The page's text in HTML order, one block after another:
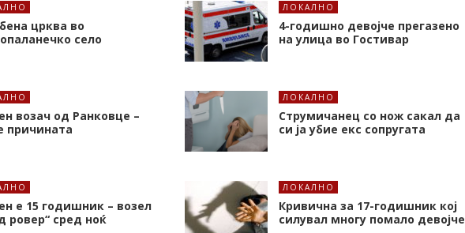
црква во
село
ЛОКАЛНО
4-годишно девојче прегазено
на улица во Гостивар
возач од Ранковце –
причината
ЛОКАЛНО
Струмичанец со нож сакал да
си ја убие екс сопругата
е 15 годишник – возел
ровер“ сред ноќ
ЛОКАЛНО
Кривична за 17-годишник кој
силувал многу помало девојче